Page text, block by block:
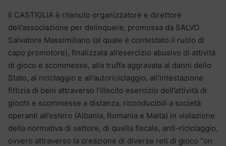
Il CASTIGLIA è ritenuto organizzatore e direttore
dell’associazione per delinquere, promossa da SALVO
Salvatore Massimiliano (al quale è contestato il ruolo di
capo promotore), finalizzata all’esercizio abusivo di attività
di gioco e scommesse, alla truffa aggravata ai danni dello
Stato, al riciclaggio e all’autoriciclaggio, all’intestazione
fittizia di beni attraverso l’illecito esercizio dell’attività di
giochi e scommesse a distanza, riconducibili a società
operanti all’estero (Albania, Romania e Malta) in violazione
della normativa di settore, di quella fiscale, anti-riciclaggio,
ovvero attraverso la creazione di diverse reti di gioco “on